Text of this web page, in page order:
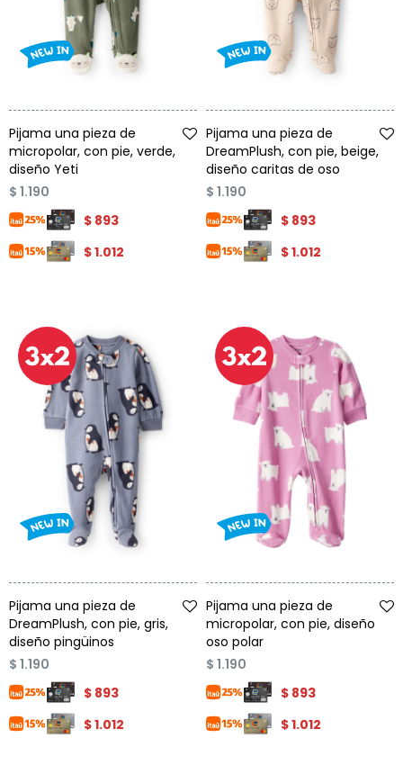
Pijama una pieza de
micropolar, con pie, verde,
diseño Yeti
$ 1.190
$ 893
$1.012
Pijama una pieza de
DreamPlush, con pie, beige,
diseño caritas de oso
$ 1.190
$ 893
$1.012
Pijama una pieza de
DreamPlush, con pie, gris,
diseño pingüinos
$ 1.190
$ 893
$1.012
Pijama una pieza de
micropolar, con pie, diseño
oso polar
$ 1.190
$ 893
$1.012